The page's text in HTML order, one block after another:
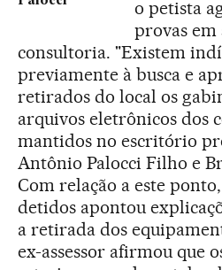
o petista
provas em
consultoria. "Existem
previamente à busca e
retirados do local os
arquivos eletrônicos dos
mantidos no escritório
Antônio Palocci Filho e
Com relação a este
detidos apontou
a retirada dos
ex-assessor afirmou que